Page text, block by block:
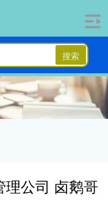
搜索
公司 卤鹅哥